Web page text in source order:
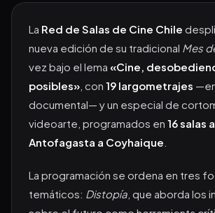
La Red de Salas de Cine Chile
nueva edición de su tradicional Mes
vez bajo el lema «Cine,
posibles» , con 19 largometrajes
documental— y un especial de
videoarte, programados en 16 salas
Antofagasta a Coyhaique
La programación se ordena en tres
temáticos: Distopía , que aborda los